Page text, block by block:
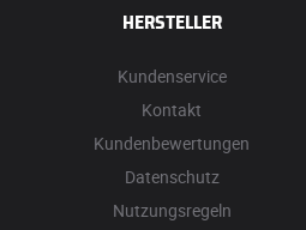
HERSTELLER
Kundenservice
Kontakt
Kundenbewertungen
Datenschutz
Nutzungsregeln